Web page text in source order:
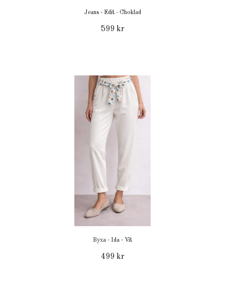
Jeans - Edit - Choklad
599 kr
Byxa - Ida - Vit
499 kr